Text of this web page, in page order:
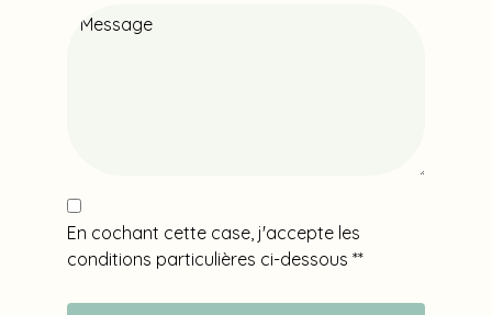
En cochant cette case, j'accepte les
conditions particulières ci-dessous **